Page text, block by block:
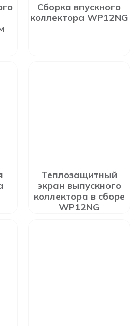
Сборка впускного
коллектора WP12NG
Теплозащитный
экран выпускного
коллектора в сборе
WP12NG